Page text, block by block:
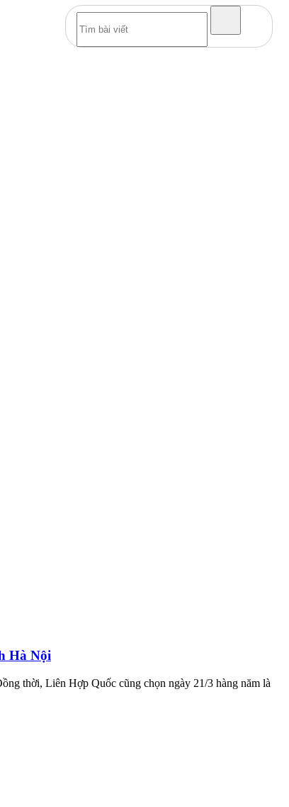
Hà Nội
thời, Liên Hợp Quốc cũng chọn ngày 21/3 hàng năm là